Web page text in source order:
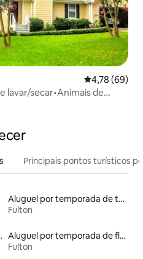
4,78 de uma
4,78 (69)
lavar/secar•Animais de
Principais pontos turísticos
Aluguel por temporada de townhouses
Fulton
Aluguel por temporada de flats
Fulton